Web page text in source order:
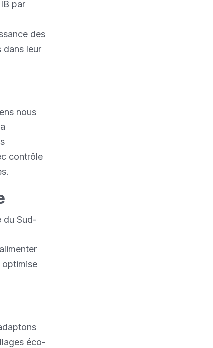
par
des
dans leur
nous
contrôle
du Sud-
optimise
éco-